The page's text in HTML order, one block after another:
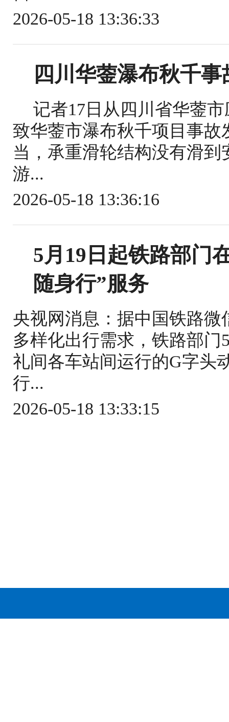
2026-05-18 13:36:33
四川华蓥瀑布秋千
记者17日从四川省华蓥
致华蓥市瀑布秋千项目事
当，承重滑轮结构没有滑
游...
2026-05-18 13:36:16
5月19日起铁路部门
随身行”服务
央视网消息：据中国铁路
多样化出行需求，铁路部门
礼间各车站间运行的G字头
行...
2026-05-18 13:33:15